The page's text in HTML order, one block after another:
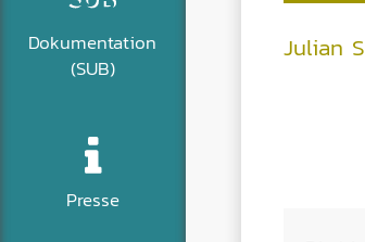
Dokumentation
(SUB)
Presse
Julian